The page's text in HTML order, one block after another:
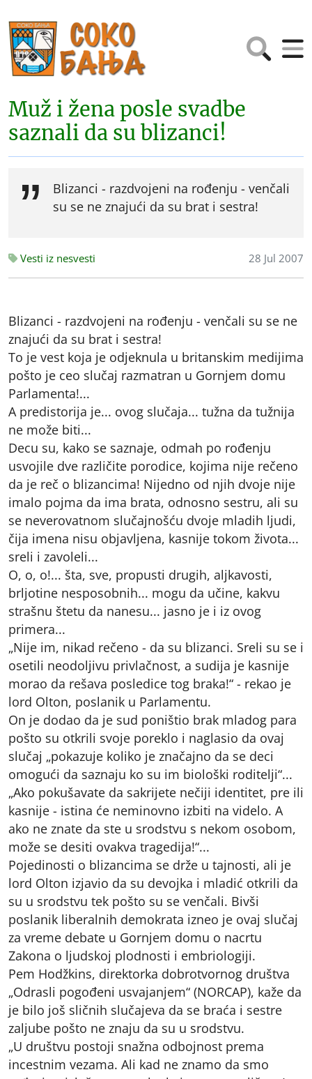
Muž i žena posle svadbe
saznali da su blizanci!
Blizanci - razdvojeni na rođenju - venčali
su se ne znajući da su brat i sestra!
Vesti iz nesvesti 28 Jul 2007
Blizanci - razdvojeni na rođenju - venčali su se ne
znajući da su brat i sestra!
To je vest koja je odjeknula u britanskim medijima
pošto je ceo slučaj razmatran u Gornjem domu
Parlamenta!...
A predistorija je... ovog slučaja... tužna da tužnija
ne može biti...
Decu su, kako se saznaje, odmah po rođenju
usvojile dve različite porodice, kojima nije rečeno
da je reč o blizancima! Nijedno od njih dvoje nije
imalo pojma da ima brata, odnosno sestru, ali su
se neverovatnom slučajnošću dvoje mladih ljudi,
čija imena nisu objavljena, kasnije tokom života...
sreli i zavoleli...
O, o, o!... šta, sve, propusti drugih, aljkavosti,
brljotine nesposobnih... mogu da učine, kakvu
strašnu štetu da nanesu... jasno je i iz ovog
primera...
„Nije im, nikad rečeno - da su blizanci. Sreli su se i
osetili neodoljivu privlačnost, a sudija je kasnije
morao da rešava posledice tog braka!“ - rekao je
lord Olton, poslanik u Parlamentu.
On je dodao da je sud poništio brak mladog para
pošto su otkrili svoje poreklo i naglasio da ovaj
slučaj „pokazuje koliko je značajno da se deci
omogući da saznaju ko su im biološki roditelji“...
„Ako pokušavate da sakrijete nečiji identitet, pre ili
kasnije - istina će neminovno izbiti na videlo. A
ako ne znate da ste u srodstvu s nekom osobom,
može se desiti ovakva tragedija!“...
Pojedinosti o blizancima se drže u tajnosti, ali je
lord Olton izjavio da su devojka i mladić otkrili da
su u srodstvu tek pošto su se venčali. Bivši
poslanik liberalnih demokrata izneo je ovaj slučaj
za vreme debate u Gornjem domu o nacrtu
Zakona o ljudskoj plodnosti i embriologiji.
Pem Hodžkins, direktorka dobrotvornog društva
„Odrasli pogođeni usvajanjem“ (NORCAP), kaže da
je bilo još sličnih slučajeva da se braća i sestre
zaljube pošto ne znaju da su u srodstvu.
„U društvu postoji snažna odbojnost prema
incestnim vezama. Ali kad ne znamo da smo